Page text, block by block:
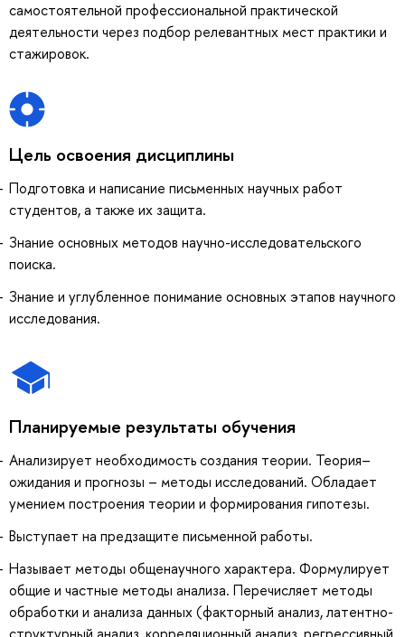
самостоятельной профессиональной практической
деятельности через подбор релевантных мест практики и
стажировок.
Цель освоения дисциплины
Подготовка и написание письменных научных работ
студентов, а также их защита.
Знание основных методов научно-исследовательского
поиска.
Знание и углубленное понимание основных этапов научного
исследования.
Планируемые результаты обучения
Анализирует необходимость создания теории. Теория–
ожидания и прогнозы – методы исследований. Обладает
умением построения теории и формирования гипотезы.
Выступает на предзащите письменной работы.
Называет методы общенаучного характера. Формулирует
общие и частные методы анализа. Перечисляет методы
обработки и анализа данных (факторный анализ, латентно-